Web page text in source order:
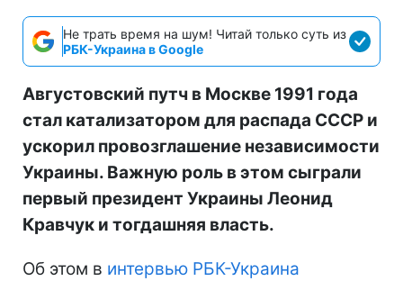
Не трать время на шум! Читай только суть из
РБК-Украина в Google
Августовский путч в Москве 1991 года
стал катализатором для распада СССР и
ускорил провозглашение независимости
Украины. Важную роль в этом сыграли
первый президент Украины Леонид
Кравчук и тогдашняя власть.
Об этом в интервью РБК-Украина